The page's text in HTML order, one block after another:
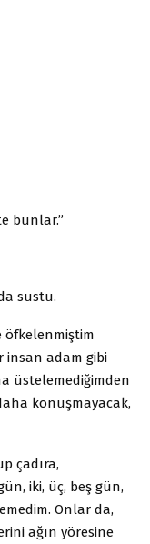
bunlar.”
sustu.
öfkelenmiştim
insan adam gibi
üstelemediğimden
konuşmayacak,
çadıra,
iki, üç, beş gün,
Onlar da,
ağın yöresine